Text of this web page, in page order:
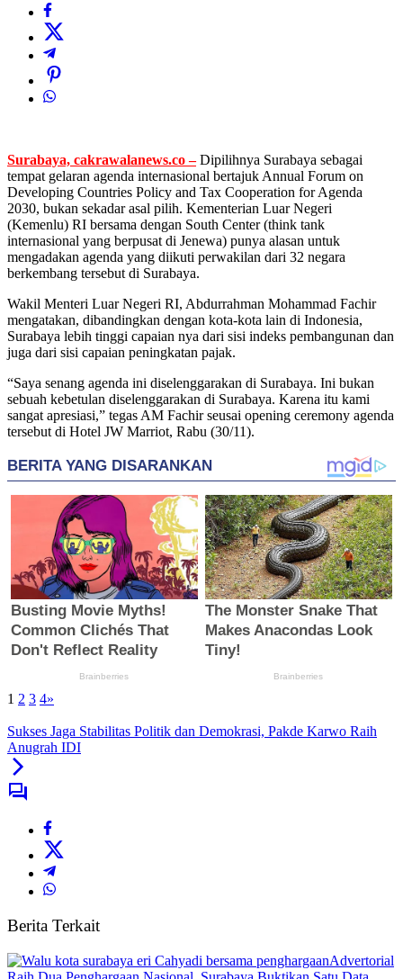
Surabaya, cakrawalanews.co –Dipilihnya Surabaya sebagai
tempat gelaran agenda internasional bertajuk Annual Forum on
Developing Countries Policy and Tax Cooperation for Agenda
2030, bukan sekadar asal pilih. Kementerian Luar Negeri
(Kemenlu) RI bersama dengan South Center (think tank
internasional yang berpusat di Jenewa) punya alasan untuk
mengadakan agenda yang diikuti perwakilan dari 32 negara
berkembang tersebut di Surabaya.
Wakil Menteri Luar Negeri RI, Abdurrahman Mohammad Fachir
mengatakan, dibandingkan dengan kota-kota lain di Indonesia,
Surabaya lebih tinggi capaian nya dari sisi indeks pembangunan dan
juga dari sisi capaian peningkatan pajak.
“Saya senang agenda ini diselenggarakan di Surabaya. Ini bukan
sebuah kebetulan diselenggarakan di Surabaya. Karena itu kami
sangat apresiasi,” tegas AM Fachir seusai opening ceremony agenda
tersebut di Hotel JW Marriot, Rabu (30/11).
1 2 3 4»
Sukses Jaga Stabilitas Politik dan Demokrasi, Pakde Karwo Raih
Anugrah IDI
Berita Terkait
Advertorial